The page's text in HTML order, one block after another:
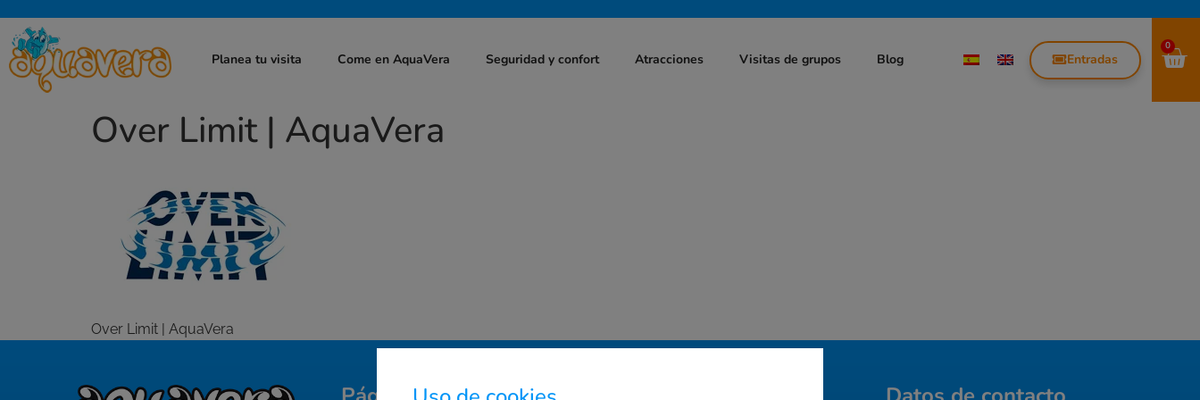
Planea tu visita Come en AquaVera Seguridad y confort Atracciones Visitas de grupos Blog Entradas
0
Over Limit | AquaVera
Over Limit | AquaVera